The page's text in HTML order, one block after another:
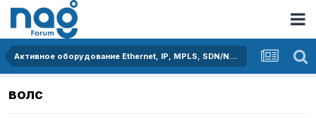
Активное оборудование Ethernet, IP, MPLS, SDN/NFV...
волс